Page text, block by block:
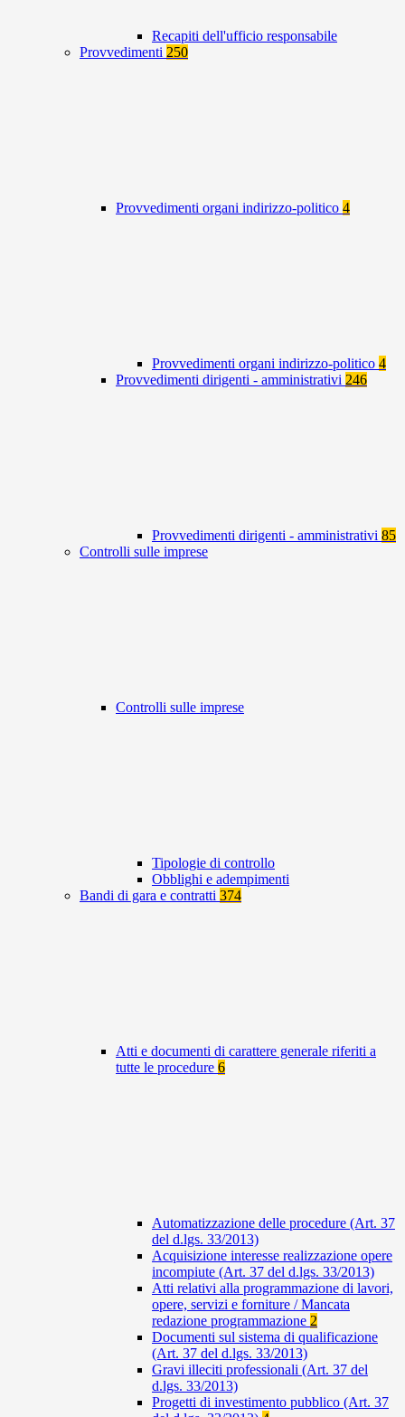
Recapiti dell'ufficio responsabile
Provvedimenti 250
Provvedimenti organi indirizzo-politico 4
Provvedimenti organi indirizzo-politico 4
Provvedimenti dirigenti - amministrativi 246
Provvedimenti dirigenti - amministrativi 85
Controlli sulle imprese
Controlli sulle imprese
Tipologie di controllo
Obblighi e adempimenti
Bandi di gara e contratti 374
Atti e documenti di carattere generale riferiti a
tutte le procedure 6
Automatizzazione delle procedure (Art. 37
del d.lgs. 33/2013)
Acquisizione interesse realizzazione opere
incompiute (Art. 37 del d.lgs. 33/2013)
Atti relativi alla programmazione di lavori,
opere, servizi e forniture / Mancata
redazione programmazione 2
Documenti sul sistema di qualificazione
(Art. 37 del d.lgs. 33/2013)
Gravi illeciti professionali (Art. 37 del
d.lgs. 33/2013)
Progetti di investimento pubblico (Art. 37